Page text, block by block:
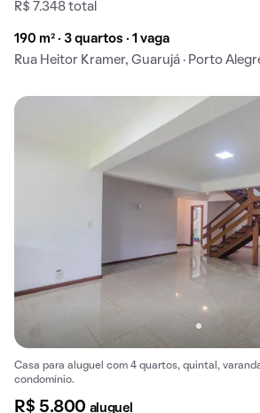
R$ 7.348 total
190 m² · 3 quartos · 1 vaga
Rua Heitor Kramer, Guarujá · Porto
Casa para aluguel com 4 quartos, quintal,
condomínio.
R$ 5.800 aluguel